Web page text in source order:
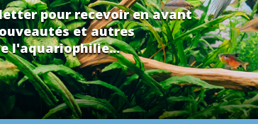
pour recevoir en avant
et autres
l'aquariophilie...